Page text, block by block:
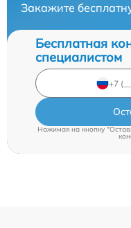
Закажите
Бесплатная
специалистом
Нажимая на кнопку